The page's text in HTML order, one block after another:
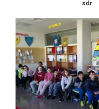
sdr